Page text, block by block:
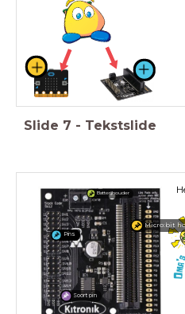
Slide 7 - Tekstslide
Pins
Batterijhouder
Micro:bit
Soort pin